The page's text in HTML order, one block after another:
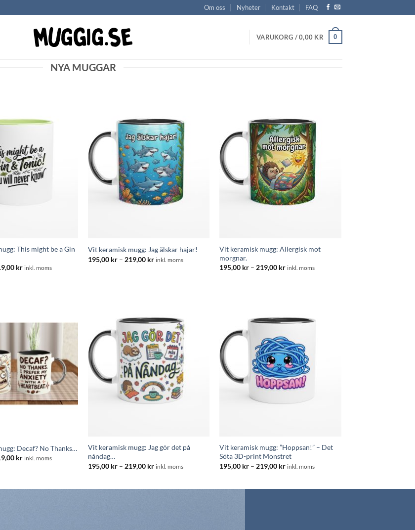
Om oss Nyheter Kontakt FAQ
VARUKORG /0,00 KR 0
NYA MUGGAR
This might be a Gin
krPrisintervall:
inkl. moms
Vit keramisk mugg: Jag älskar hajar!
195,00 kr – 219,00 krPrisintervall:
inkl. moms
Vit keramisk mugg: Allergisk mot
morgnar.
195,00 kr – 219,00 krPrisintervall:
inkl. moms
Decaf? No Thanks…
krPrisintervall:
inkl. moms
Vit keramisk mugg: Jag gör det på
nåndag…
195,00 kr – 219,00 krPrisintervall:
inkl. moms
Vit keramisk mugg: ”Hoppsan!” – Det
Söta 3D-print Monstret
195,00 kr – 219,00 krPrisintervall:
inkl. moms